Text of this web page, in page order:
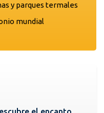
y parques termales
mundial